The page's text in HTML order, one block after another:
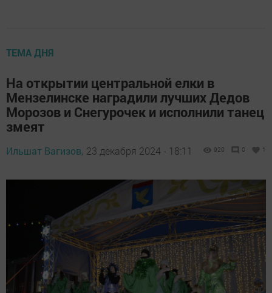
ТЕМА ДНЯ
На открытии центральной елки в
Мензелинске наградили лучших Дедов
Морозов и Снегурочек и исполнили танец
змеят
Ильшат Вагизов, 23 декабря 2024 - 18:11 920 0 1